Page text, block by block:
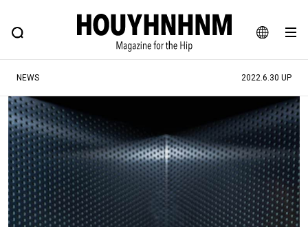
JA
EN
FEATURE BLOG SNAP
ヒップなファッション、カルチャー、ライフスタイルWEBマガジン
#注目のタグ
#SHOPPING ADDICT #憧れの逸品
#ESSENTIAL DESIGNS #古着サミット
#NEW VINTAGE #マイナーグッド図鑑
#路地裏てぃーん。 #MONTHLY JOURNAL
NEWS 2022.6.30 UP